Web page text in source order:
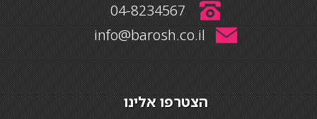
04-8234567
info@barosh.co.il
הצטרפו אלינו